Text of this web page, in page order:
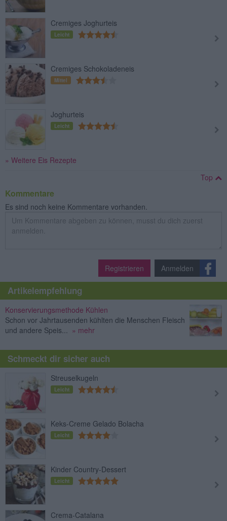
Cremiges Joghurteis
Leicht
Cremiges Schokoladeneis
Mittel
Joghurteis
Leicht
» Weitere Eis Rezepte
Top
Kommentare
Es sind noch keine Kommentare vorhanden.
Registrieren Anmelden
Artikelempfehlung
Konservierungsmethode Kühlen
Schon vor Jahrtausenden kühlten die Menschen Fleisch
und andere Speis... » mehr
Schmeckt dir sicher auch
Streuselkugeln
Leicht
Keks-Creme Gelado Bolacha
Leicht
Kinder Country-Dessert
Leicht
Crema-Catalana